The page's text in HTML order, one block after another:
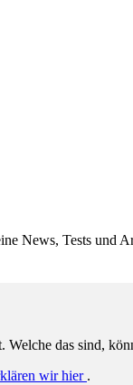
News, Tests und
das sind,
wir hier .